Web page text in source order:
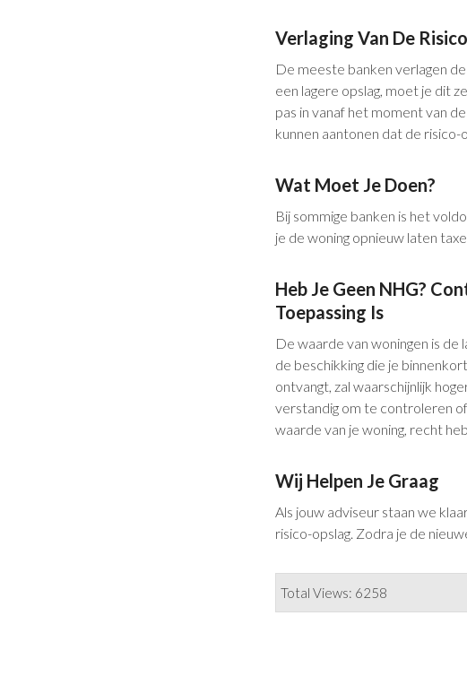
Verlaging Van De
De meeste banken verlagen
een lagere opslag, moet je dit
pas in vanaf het moment van
kunnen aantonen dat de risico-
Wat Moet Je Doen?
Bij sommige banken is het
je de woning opnieuw laten
Heb Je Geen NHG?
Toepassing Is
De waarde van woningen is
de beschikking die je
ontvangt, zal waarschijnlijk
verstandig om te controleren
waarde van je woning, recht
Wij Helpen Je Graag
Als jouw adviseur staan we
risico-opslag. Zodra je de
Total Views: 6258